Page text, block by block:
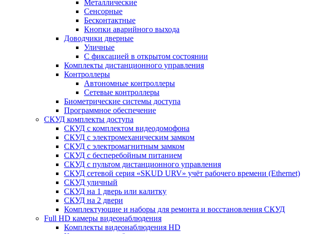
Металлические
Сенсорные
Бесконтактные
Кнопки аварийного выхода
Доводчики дверные
Уличные
С фиксацией в открытом состоянии
Комплекты дистанционного управления
Контроллеры
Автономные контроллеры
Сетевые контроллеры
Биометрические системы доступа
Программное обеспечение
СКУД комплекты доступа
СКУД с комплектом видеодомофона
СКУД с электромеханическим замком
СКУД с электромагнитным замком
СКУД с бесперебойным питанием
СКУД с пультом дистанционного управления
СКУД сетевой серия «SKUD URV» учёт рабочего времени (Ethernet)
СКУД уличный
СКУД на 1 дверь или калитку
СКУД на 2 двери
Комплектующие и наборы для ремонта и восстановления СКУД
Full HD камеры видеонаблюдения
Комплекты видеонаблюдения HD